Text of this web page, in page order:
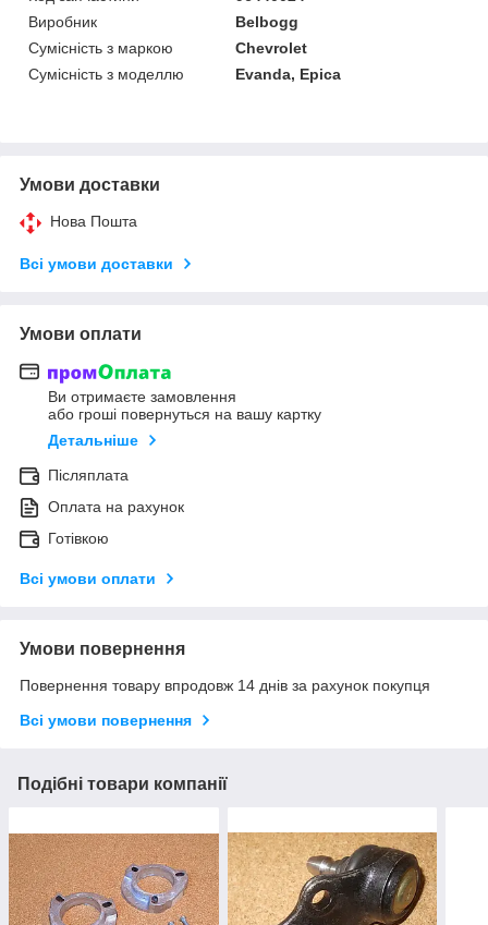
Виробник
Belbogg
Сумісність з маркою
Chevrolet
Сумісність з моделлю
Evanda, Epica
Умови доставки
Нова Пошта
Всі умови доставки
Умови оплати
Ви отримаєте замовлення
або гроші повернуться на вашу картку
Детальніше
Післяплата
Оплата на рахунок
Готівкою
Всі умови оплати
Умови повернення
Повернення товару впродовж 14 днів за рахунок покупця
Всі умови повернення
Подібні товари компанії